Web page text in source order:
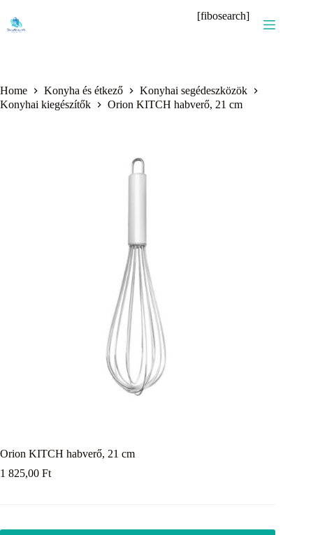
content
[fibosearch]
Home Konyha és étkező
Konyhai segédeszközök
Konyhai kiegészítők
Orion KITCH habverő, 21 cm
Orion KITCH habverő, 21 cm
1 825,00 Ft